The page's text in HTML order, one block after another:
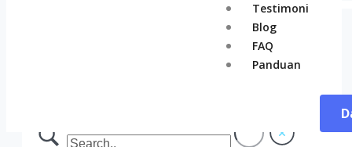
Testimoni
Blog
FAQ
Panduan